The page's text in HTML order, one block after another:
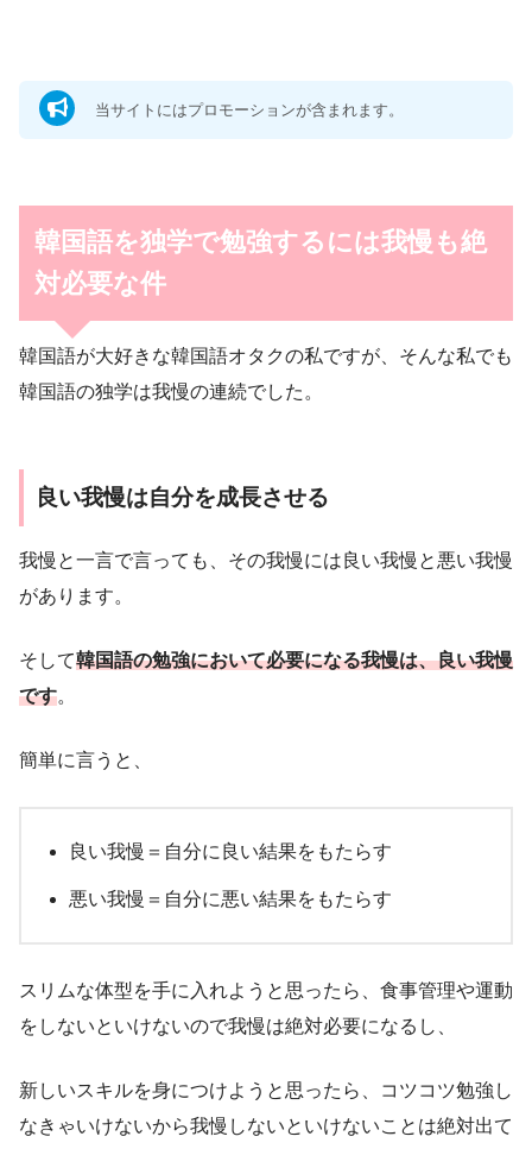
当サイトにはプロモーションが含まれます。
韓国語を独学で勉強するには我慢も絶
対必要な件
韓国語が大好きな韓国語オタクの私ですが、そんな私でも
韓国語の独学は我慢の連続でした。
良い我慢は自分を成長させる
我慢と一言で言っても、その我慢には良い我慢と悪い我慢
があります。
そして韓国語の勉強において必要になる我慢は、良い我慢
です。
簡単に言うと、
良い我慢＝自分に良い結果をもたらす
悪い我慢＝自分に悪い結果をもたらす
スリムな体型を手に入れようと思ったら、食事管理や運動
をしないといけないので我慢は絶対必要になるし、
新しいスキルを身につけようと思ったら、コツコツ勉強し
なきゃいけないから我慢しないといけないことは絶対出て